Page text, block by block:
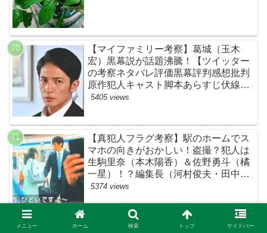
【マイファミリー考察】葛城（玉木
宏）黒幕説が話題沸騰！【ツイッター
の考察ネタバレ評価黒幕評判感想批判
原作犯人キャスト脚本あらすじ伏線ま
とめ】
5405 views
【真犯人フラグ考察】駅のホームでス
マホの向きがおかしい！盗撮？犯人は
生駒里奈（本木陽香）＆佐野勇斗（橘
一星）！？編集長（河村俊夫・田中哲
司説も？【ネット・ツイッターの考察
人キャスト黒幕伏線まとめ】
5374 views
【SSSS.DYNAZENON（ダイナゼノ
メニュー ホーム 検索 トップ サイドバー